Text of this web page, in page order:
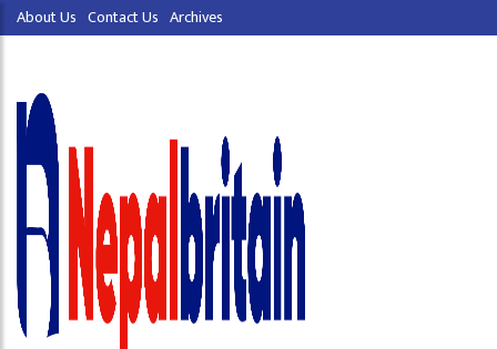
About Us Contact Us Archives